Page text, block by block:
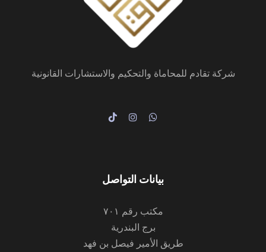
شركة تقادم للمحاماة والتحكيم والاستشارات القانونية
بيانات التواصل
مكتب رقم ٧٠١
برج البندرية
طريق الأمير فيصل بن فهد